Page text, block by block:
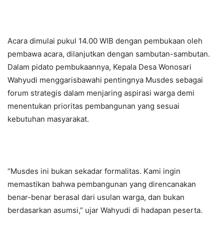
Acara dimulai pukul 14.00 WIB dengan pembukaan oleh
pembawa acara, dilanjutkan dengan sambutan-sambutan.
Dalam pidato pembukaannya, Kepala Desa Wonosari
Wahyudi menggarisbawahi pentingnya Musdes sebagai
forum strategis dalam menjaring aspirasi warga demi
menentukan prioritas pembangunan yang sesuai
kebutuhan masyarakat.
“Musdes ini bukan sekadar formalitas. Kami ingin
memastikan bahwa pembangunan yang direncanakan
benar-benar berasal dari usulan warga, dan bukan
berdasarkan asumsi,” ujar Wahyudi di hadapan peserta.